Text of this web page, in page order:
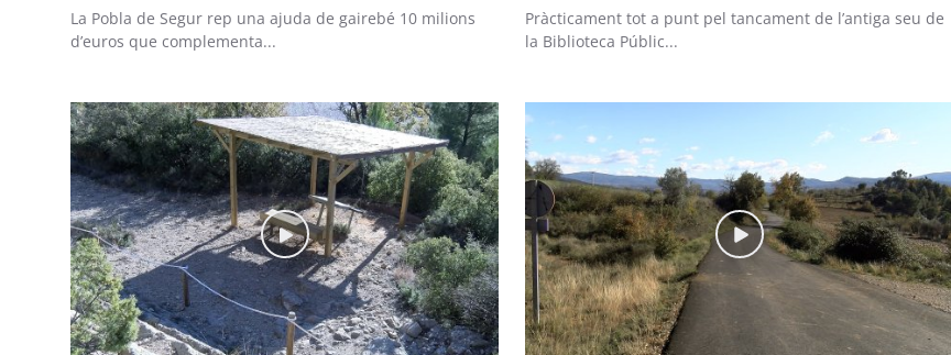
La Pobla de Segur rep una ajuda de gairebé 10 milions
d’euros que complementa...
Pràcticament tot a punt pel tancament de l’antiga seu de
la Biblioteca Públic...